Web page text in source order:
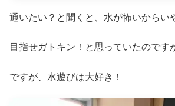
通いたい？と聞くと、水が怖いからい
目指せガトキン！と思っていたのです
ですが、水遊びは大好き！